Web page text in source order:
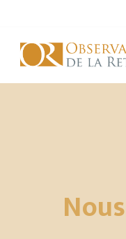
L'OBSERVATOIRE
MEMBRES